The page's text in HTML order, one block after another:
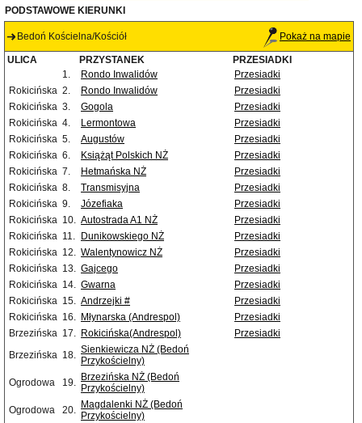
PODSTAWOWE KIERUNKI
Bedoń Kościelna/Kościół Pokaż na mapie
ULICA PRZYSTANEK
PRZESIADKI
1.
Rondo Inwalidów
Przesiadki
Rokicińska 2. Rondo Inwalidów
Przesiadki
Rokicińska 3. Gogola
Przesiadki
Rokicińska 4. Lermontowa
Przesiadki
Rokicińska 5. Augustów
Przesiadki
Rokicińska 6. Książąt Polskich NŻ
Przesiadki
Rokicińska 7. Hetmańska NŻ
Przesiadki
Rokicińska 8. Transmisyjna
Przesiadki
Rokicińska 9. Józefiaka
Przesiadki
Rokicińska 10. Autostrada A1 NŻ
Przesiadki
Rokicińska 11. Dunikowskiego NŻ
Przesiadki
Rokicińska 12. Walentynowicz NŻ
Przesiadki
Rokicińska 13. Gajcego
Przesiadki
Rokicińska 14. Gwarna
Przesiadki
Rokicińska 15. Andrzejki #
Przesiadki
Rokicińska 16. Młynarska (Andrespol)
Przesiadki
Brzezińska 17. Rokicińska(Andrespol)
Przesiadki
Brzezińska 18. Sienkiewicza NŻ (Bedoń
Przykościelny)
Ogrodowa
19. Brzezińska NŻ (Bedoń
Przykościelny)
Ogrodowa
20. Magdalenki NŻ (Bedoń
Przykościelny)